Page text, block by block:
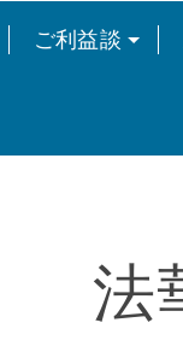
ご利益談
法